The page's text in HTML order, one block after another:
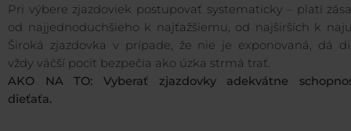
Pri výbere zjazdoviek postupovať systematicky – platí
od najjednoduchšieho k najťažšiemu, od najširších k
Široká zjazdovka v prípade, že nie je exponovaná, dá
vždy väčší pocit bezpečia ako úzka strmá trať.
AKO NA TO: Vyberať zjazdovky adekvátne
dieťaťa.